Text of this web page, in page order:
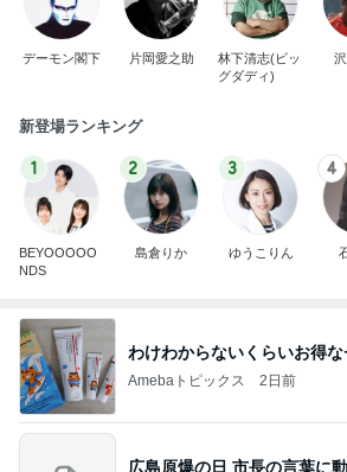
デーモン閣下 片岡愛之助
林下清志(ビッ
グダディ)
新登場ランキング
1
BEYOOOOO
NDS
2
島倉りか
3
ゆうこりん
4
わけわからないくらいお得な
Amebaトピックス 2日前
広島原爆の日 市長の言葉に